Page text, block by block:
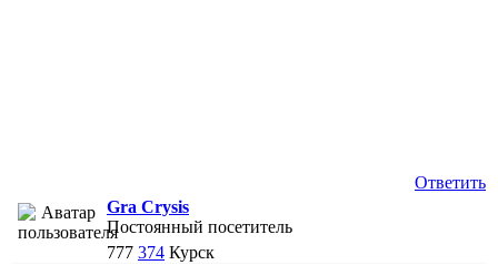
Ответить
Gra Crysis
Постоянный посетитель
777 374 Курск